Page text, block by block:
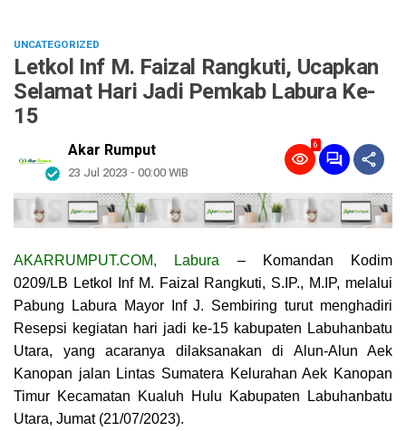
UNCATEGORIZED
Letkol Inf M. Faizal Rangkuti, Ucapkan
Selamat Hari Jadi Pemkab Labura Ke-
15
Akar Rumput
23 Jul 2023 - 00:00 WIB
6
AKARRUMPUT.COM, Labura – Komandan Kodim
0209/LB Letkol Inf M. Faizal Rangkuti, S.IP., M.IP, melalui
Pabung Labura Mayor Inf J. Sembiring turut menghadiri
Resepsi kegiatan hari jadi ke-15 kabupaten Labuhanbatu
Utara, yang acaranya dilaksanakan di Alun-Alun Aek
Kanopan jalan Lintas Sumatera Kelurahan Aek Kanopan
Timur Kecamatan Kualuh Hulu Kabupaten Labuhanbatu
Utara, Jumat (21/07/2023).